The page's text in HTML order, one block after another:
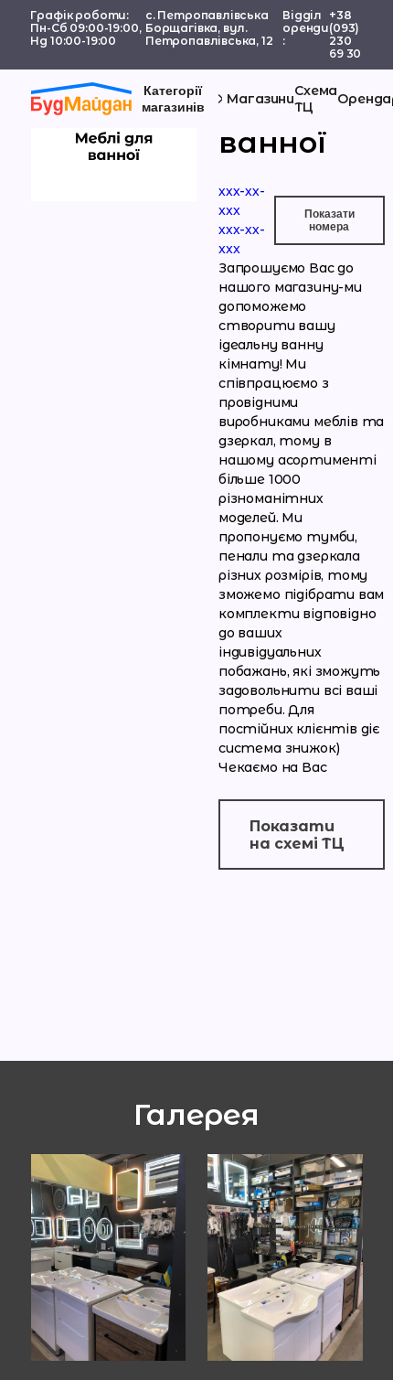
Графік роботи:
Пн-Сб 09:00-19:00,
Нд 10:00-19:00
с. Петропавлівська
Борщагівка, вул.
Петропавлівська, 12
Відділ
оренди
:
+38
(093)
230
69 30
Категорії
магазинів
МагазиниСхема
ТЦ
Меблі для
ванної
ххх-хх-
xxx
ххх-хх-
xxx
Показати
номерa
Запрошуємо Вас до
нашого магазину-ми
допоможемо
створити вашу
ідеальну ванну
кімнату! Ми
співпрацюємо з
провідними
виробниками меблів та
дзеркал, тому в
нашому асортименті
більше 1000
різноманітних
моделей. Ми
пропонуємо тумби,
пенали та дзеркала
різних розмірів, тому
зможемо підібрати вам
комплекти відповідно
до ваших
індивідуальних
побажань, які зможуть
задовольнити всі ваші
потреби. Для
постійних клієнтів діє
система знижок)
Чекаємо на Вас
Показати
на схемі ТЦ
Галерея